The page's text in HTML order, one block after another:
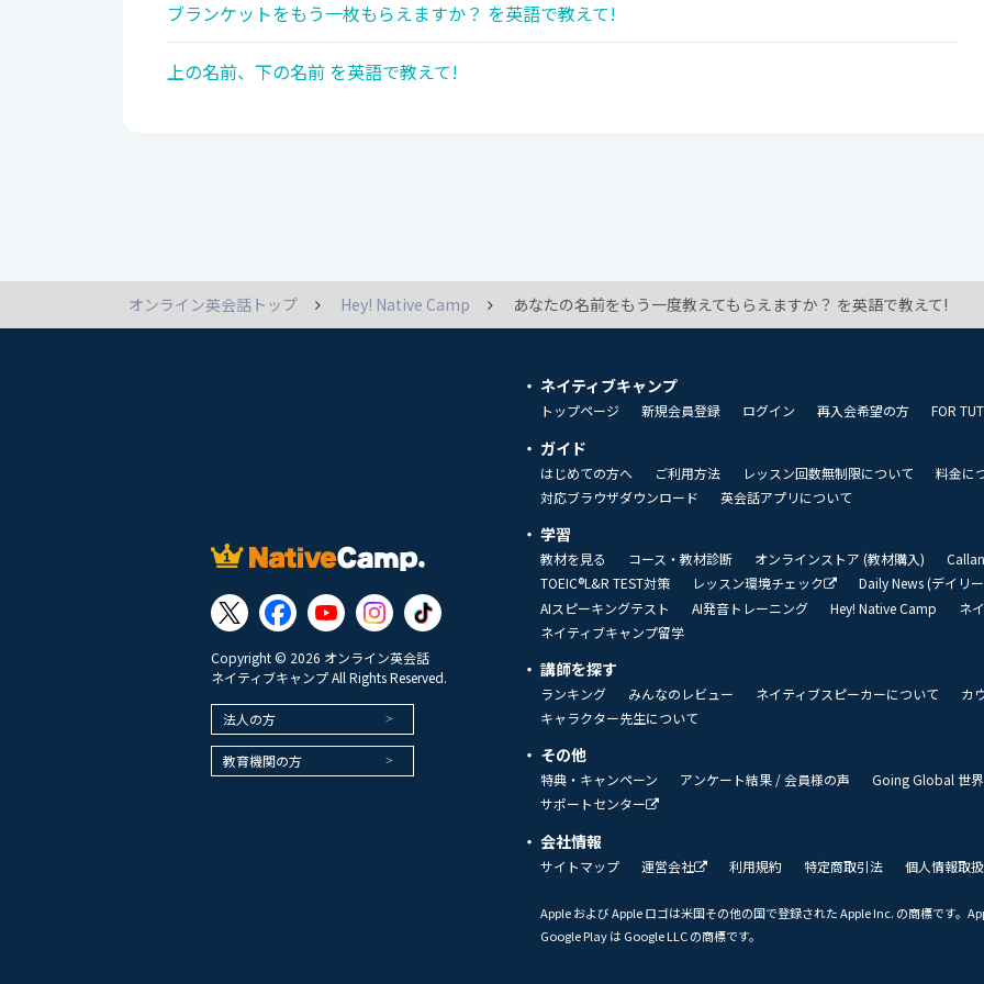
ブランケットをもう一枚もらえますか？ を英語で教えて!
上の名前、下の名前 を英語で教えて!
オンライン英会話トップ Hey! Native Camp あなたの名前をもう一度教えてもらえますか？ を英語で教えて!
Copyright © 2026 オンライン英会話
ネイティブキャンプ All Rights Reserved.
法人の方
教育機関の方
ネイティブキャンプ
トップページ 新規会員登録 ログイン 再入会希望の方 FOR
ガイド
はじめての方へ ご利用方法 レッスン回数無制限について 料金に
対応ブラウザダウンロード
英会話アプリについて
学習
教材を見る コース・教材診断 オンラインストア (教材購入)
TOEIC®L&R TEST対策
レッスン環境チェック Daily News (デイリ
AIスピーキングテスト
AI発音トレーニング Hey! Native Camp ネ
ネイティブキャンプ留学
講師を探す
ランキング みんなのレビュー ネイティブスピーカーについて
カ
キャラクター先生について
その他
特典・キャンペーン アンケート結果 / 会員様の声 Going Global 世
サポートセンター
会社情報
サイトマップ 運営会社 利用規約 特定商取引法 個人情報取
Apple および Apple ロゴは米国その他の国で登録された Apple Inc. の商標です。
Google Play は Google LLC の商標です。